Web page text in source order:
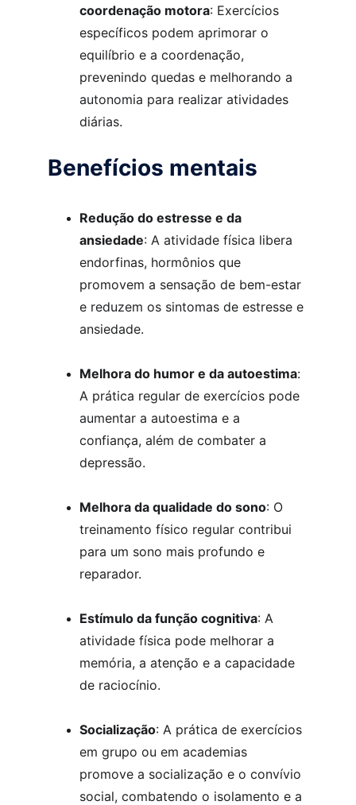
coordenação motora: Exercícios
específicos podem aprimorar o
equilíbrio e a coordenação,
prevenindo quedas e melhorando a
autonomia para realizar atividades
diárias.
Benefícios mentais
Redução do estresse e da
ansiedade: A atividade física libera
endorfinas, hormônios que
promovem a sensação de bem-estar
e reduzem os sintomas de estresse e
ansiedade.
Melhora do humor e da autoestima:
A prática regular de exercícios pode
aumentar a autoestima e a
confiança, além de combater a
depressão.
Melhora da qualidade do sono: O
treinamento físico regular contribui
para um sono mais profundo e
reparador.
Estímulo da função cognitiva: A
atividade física pode melhorar a
memória, a atenção e a capacidade
de raciocínio.
Socialização: A prática de exercícios
em grupo ou em academias
promove a socialização e o convívio
social, combatendo o isolamento e a